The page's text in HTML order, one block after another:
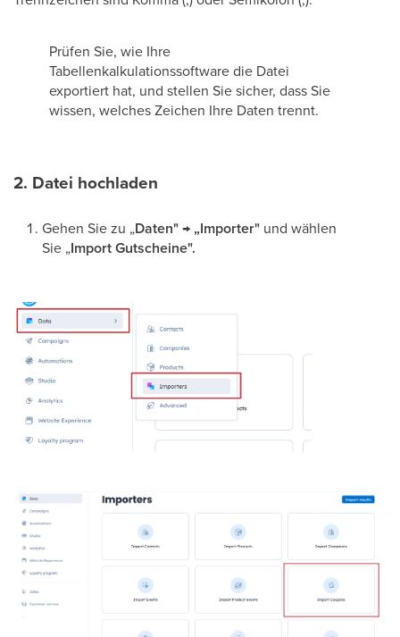
Prüfen Sie, wie Ihre
Tabellenkalkulationssoftware die Datei
exportiert hat, und stellen Sie sicher, dass Sie
wissen, welches Zeichen Ihre Daten trennt.
2. Datei hochladen
Gehen Sie zu „Daten" → „Importer" und wählen
Sie „ImportGutscheine".